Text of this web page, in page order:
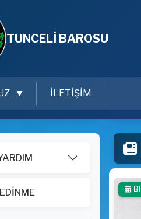
TUNCELİ BAROSU
İLETİŞİM